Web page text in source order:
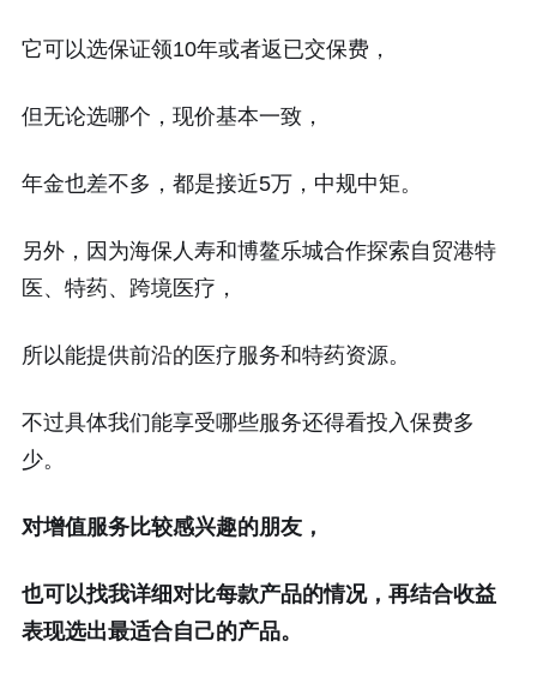
它可以选保证领10年或者返已交保费，
但无论选哪个，现价基本一致，
年金也差不多，都是接近5万，中规中矩。
另外，因为海保人寿和博鳌乐城合作探索自贸港特
医、特药、跨境医疗，
所以能提供前沿的医疗服务和特药资源。
不过具体我们能享受哪些服务还得看投入保费多
少。
对增值服务比较感兴趣的朋友，
也可以找我详细对比每款产品的情况，再结合收益
表现选出最适合自己的产品。